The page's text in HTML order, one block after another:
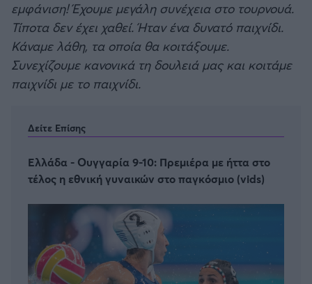
εμφάνιση! Έχουμε μεγάλη συνέχεια στο τουρνουά.
Τίποτα δεν έχει χαθεί. Ήταν ένα δυνατό παιχνίδι.
Κάναμε λάθη, τα οποία θα κοιτάξουμε.
Συνεχίζουμε κανονικά τη δουλειά μας και κοιτάμε
παιχνίδι με το παιχνίδι.
Δείτε Επίσης
Ελλάδα - Ουγγαρία 9-10: Πρεμιέρα με ήττα στο
τέλος η εθνική γυναικών στο παγκόσμιο (vids)